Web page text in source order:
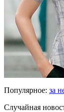
Популярное: за
Случайная